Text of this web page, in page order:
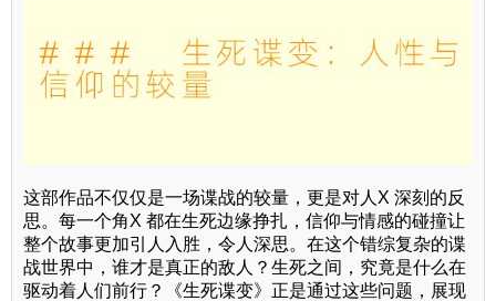
这部作品不仅仅是一场谍战的较量，更是对人X 深刻的反
思。每一个角X 都在生死边缘挣扎，信仰与情感的碰撞让
整个故事更加引人入胜，令人深思。在这个错综复杂的谍
战世界中，谁才是真正的敌人？生死之间，究竟是什么在
驱动着人们前行？《生死谍变》正是通过这些问题，展现